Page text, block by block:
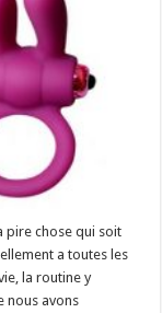
pire chose qui soit
a toutes les
la routine y
nous avons